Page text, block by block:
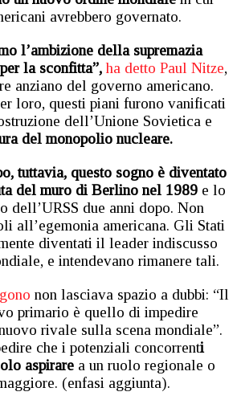
avrebbero governato.
l’ambizione della supremazia
la sconfitta”, ha detto Paul Nitze,
anziano del governo americano.
loro, questi piani furono vanificati
dell’Unione Sovietica e
del monopolio nucleare.
tuttavia, questo sogno è diventato
del muro di Berlino nel 1989e lo
dell’URSS due anni dopo. Non
all’egemonia americana. Gli Stati
diventati il leader indiscusso
e intendevano rimanere tali.
non lasciava spazio a dubbi: “Il
primario è quello di impedire
rivale sulla scena mondiale”.
che i potenziali concorrenti
aspirare a un ruolo regionale o
(enfasi aggiunta).